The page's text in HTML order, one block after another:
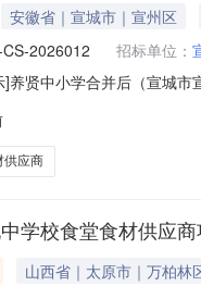
安徽省｜宣城市｜宣州区
2026012 招标单位：
]养贤中小学合并后（宣城
理服务收费标准及金额：
内
供应商
学校食堂食材供应
山西省｜太原市｜万柏林